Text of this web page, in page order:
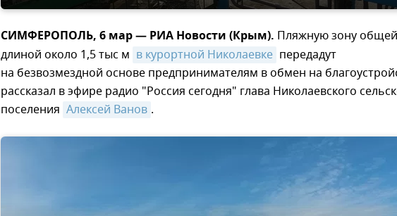
СИМФЕРОПОЛЬ, 6 мар — РИА Новости (Крым). Пляжную зону общей
длиной около 1,5 тыс м в курортной Николаевке передадут
на безвозмездной основе предпринимателям в обмен на
рассказал в эфире радио "Россия сегодня" глава Николаевского
поселения Алексей Ванов .